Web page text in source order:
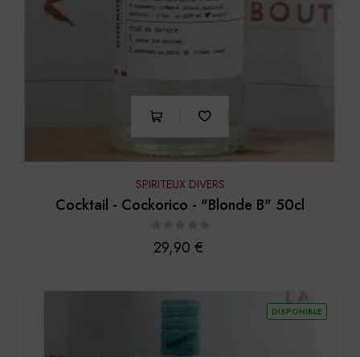
SPIRITEUX DIVERS
Cocktail - Cockorico - "Blonde B" 50cl
Prix
29,90 €
DISPONIBLE